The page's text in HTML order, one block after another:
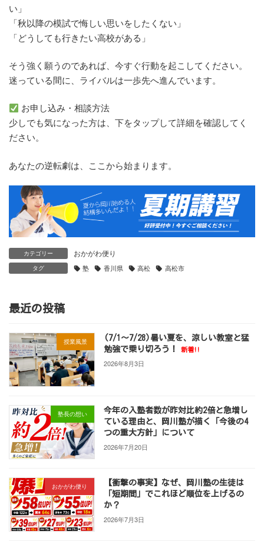
い」
「秋以降の模試で悔しい思いをしたくない」
「どうしても行きたい高校がある」
そう強く願うのであれば、今すぐ行動を起こしてください。
迷っている間に、ライバルは一歩先へ進んでいます。
お申し込み・相談方法
少しでも気になった方は、下をタップして詳細を確認してく
ださい。
あなたの逆転劇は、ここから始まります。
カテゴリー おかがわ便り
タグ 塾 香川県 高松 高松市
最近の投稿
授業風景
(7/1～7/28)暑い夏を、涼しい教室と猛
勉強で乗り切ろう！
新着!!
2026年8月3日
塾長の想い
今年の入塾者数が昨対比約2倍と急増し
ている理由と、岡川塾が描く「今後の4
つの重大方針」について
2026年7月20日
おかがわ便り
【衝撃の事実】なぜ、岡川塾の生徒は
「短期間」でこれほど順位を上げるの
か？
2026年7月3日